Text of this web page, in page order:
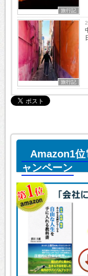
旅行記
旅行記
Amazon1位
ャンペーン